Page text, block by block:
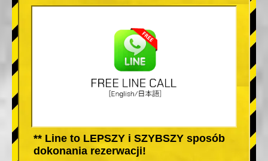
** Line to LEPSZY i SZYBSZY sposób
dokonania rezerwacji!